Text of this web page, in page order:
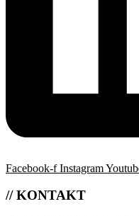
Facebook-f Instagram
// KONTAKT